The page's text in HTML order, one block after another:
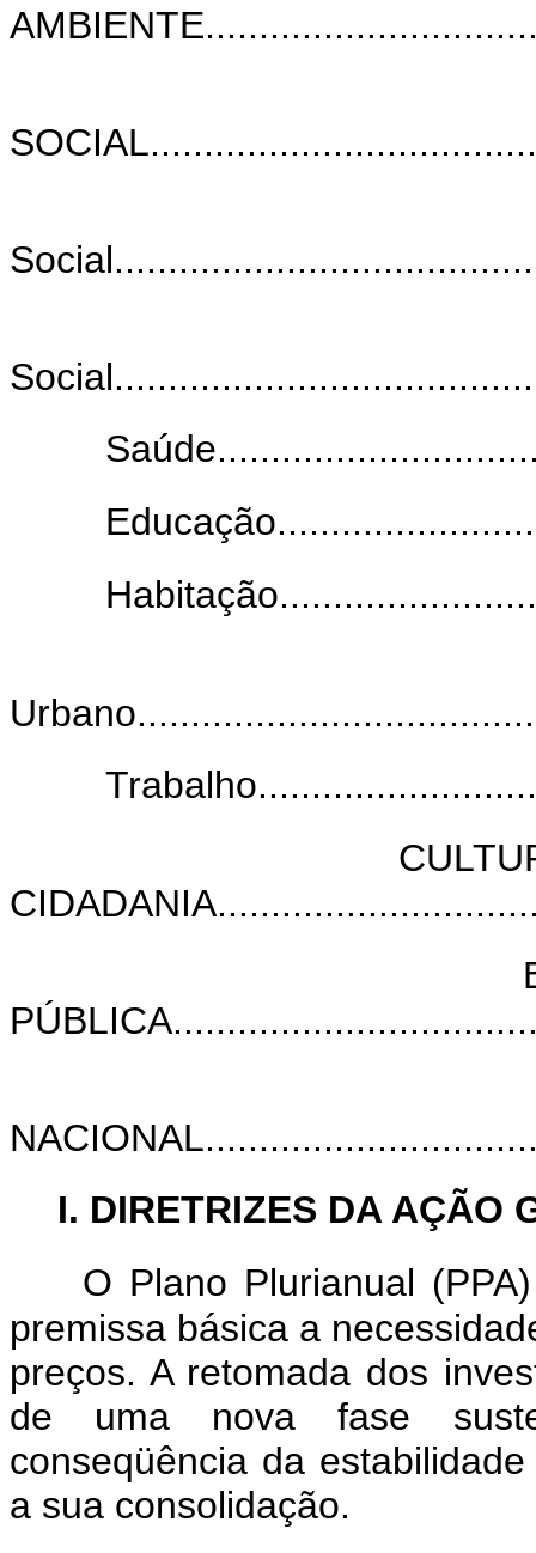
I. DIRETRIZES DA AÇÃO
O Plano Plurianual
premissa básica a
preços. A retomada dos
de uma nova fase
conseqüência da
a sua consolidação.